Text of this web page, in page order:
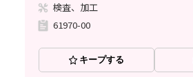
検査、加工
61970-00
キープする